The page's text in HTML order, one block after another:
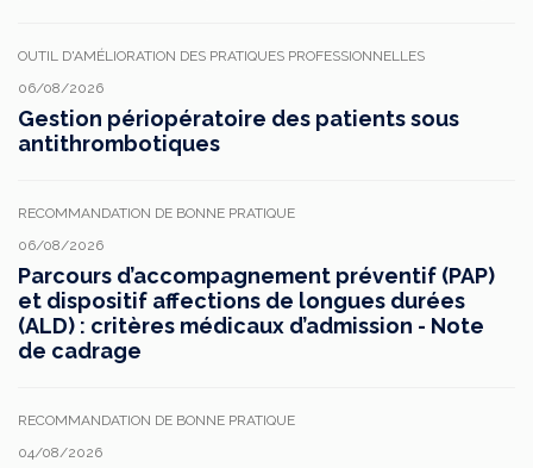
OUTIL D'AMÉLIORATION DES PRATIQUES PROFESSIONNELLES
06/08/2026
Gestion périopératoire des patients sous
antithrombotiques
RECOMMANDATION DE BONNE PRATIQUE
06/08/2026
Parcours d’accompagnement préventif (PAP)
et dispositif affections de longues durées
(ALD) : critères médicaux d’admission - Note
de cadrage
RECOMMANDATION DE BONNE PRATIQUE
04/08/2026